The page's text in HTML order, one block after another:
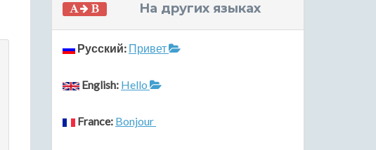
На других языках
Русский: Привет
English: Hello
France: Bonjour